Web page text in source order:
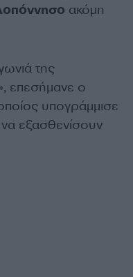
ακόμη
της
επεσήμανε ο
υπογράμμισε
να εξασθενίσουν